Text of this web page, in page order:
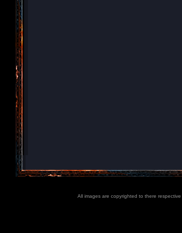
All images are copyrighted to there